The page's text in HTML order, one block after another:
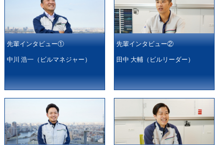
先輩インタビュー①
中川 浩一（ビルマネジャー）
先輩インタビュー②
田中 大輔（ビルリーダー）